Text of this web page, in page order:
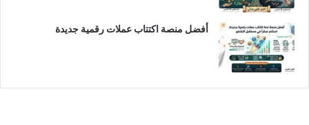
أفضل منصة اكتتاب عملات رقمية جديدة